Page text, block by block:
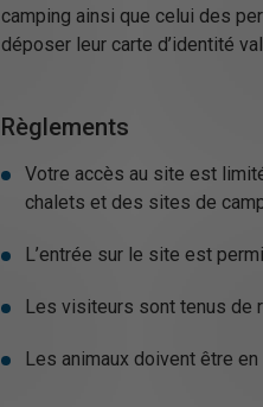
camping ainsi que celui des
déposer leur carte d’identité
Règlements
Votre accès au site est
chalets et des sites de
L’entrée sur le site est
Les visiteurs sont tenus de
Les animaux doivent être